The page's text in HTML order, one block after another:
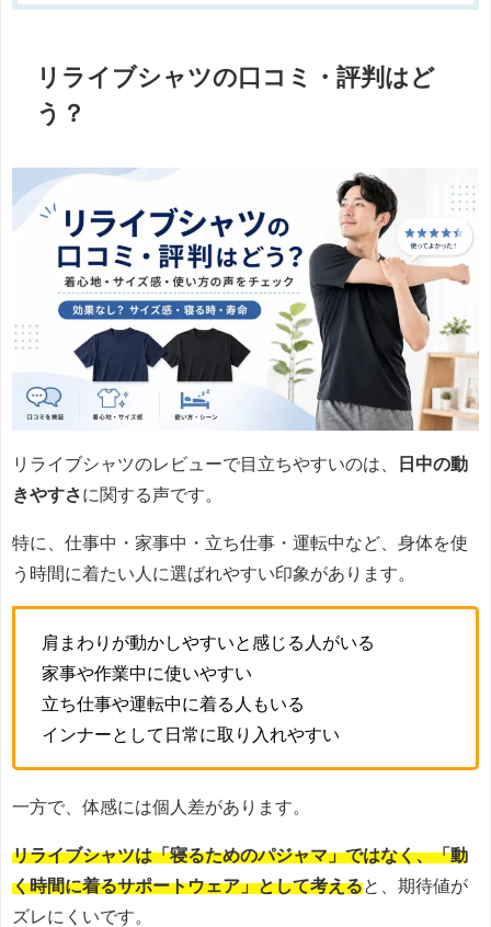
リライブシャツの口コミ・評判はど
う？
リライブシャツのレビューで目立ちやすいのは、
日中の動
きやすさに関する声です。
特に、仕事中・家事中・立ち仕事・運転中など、身体を使
う時間に着たい人に選ばれやすい印象があります。
肩まわりが動かしやすいと感じる人がいる
家事や作業中に使いやすい
立ち仕事や運転中に着る人もいる
インナーとして日常に取り入れやすい
一方で、体感には個人差があります。
リライブシャツは「寝るためのパジャマ」ではなく、「動
く時間に着るサポートウェア」として考えると、期待値が
ズレにくいです。